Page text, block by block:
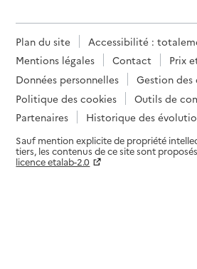
Plan du site
Accessibilité :
Mentions légales
Contact
Prix
Données personnelles
Gestion des
Politique des cookies
Outils de
Partenaires
Historique des
Sauf mention explicite de propriété
tiers, les contenus de ce site sont
licence etalab-2.0